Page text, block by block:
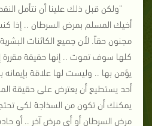
"ولكن قبل ذلك علينا أن نتأمل
أخيك المسلم بمرض السرطان .. إذا
مجنون حقاً. لأن جميع الكائنات
كلها سوف تموت .. إنها حقيقة مقررة
يؤمن بها .. وليست لها علاقة بإيمانه
أحد يستطيع أن يعترض على حقيقة
يمكنك أن تكون من السذاجة لكى
مرض السرطان أو أى مرض آخر .. أو